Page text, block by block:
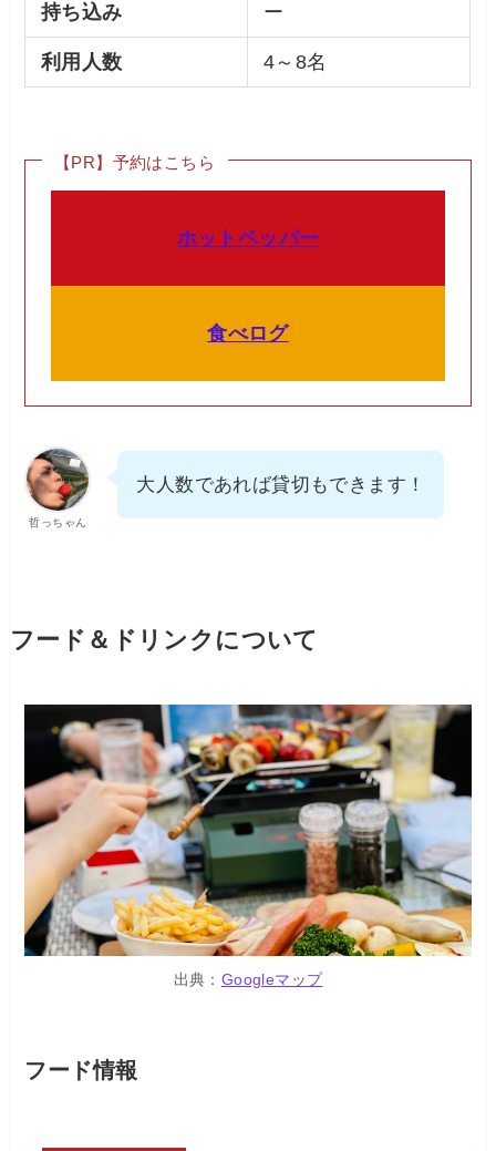
持ち込み ー
利用人数 4～8名
【PR】予約はこちら
ホットペッパー
食べログ
哲っちゃん
大人数であれば貸切もできます！
フード＆ドリンクについて
出典： Googleマップ
フード情報